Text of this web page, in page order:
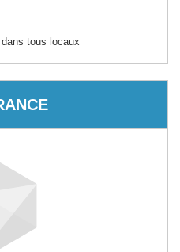
tous locaux